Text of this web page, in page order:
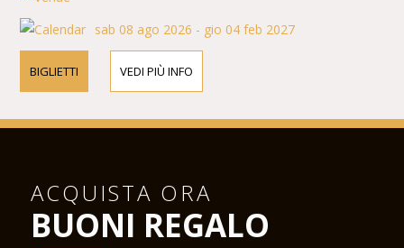
sab 08 ago 2026 - gio 04 feb 2027
BIGLIETTI VEDI PIÙ INFO
ACQUISTA ORA
BUONI REGALO